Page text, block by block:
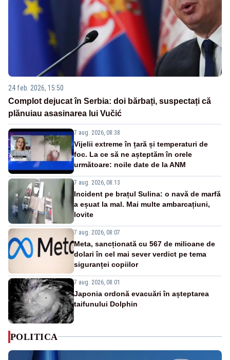
24 feb. 2026, 15:50
Complot dejucat în Serbia: doi bărbați, suspectați că
plănuiau asasinarea lui Vučić
7 aug. 2026, 08:38
Vijelii extreme în țară și temperaturi de
foc. La ce să ne așteptăm în orele
următoare: noile date de la ANM
7 aug. 2026, 08:13
Incident pe brațul Sulina: o navă de marfă
a eșuat la mal. Mai multe ambarcațiuni,
lovite
7 aug. 2026, 08:07
Meta, sancționată cu 567 de milioane de
dolari în cel mai sever verdict pe tema
siguranței copiilor
7 aug. 2026, 08:01
Japonia ordonă evacuări în așteptarea
taifunului Dolphin
POLITICA